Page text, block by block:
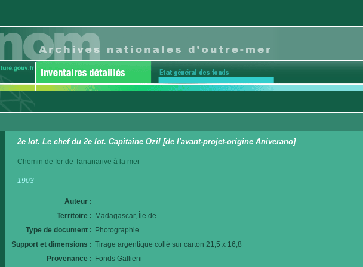
2e lot. Le chef du 2e lot. Capitaine Ozil [de l'avant-projet-origine Aniverano]
Chemin de fer de Tananarive à la mer
1903
Auteur :
Territoire : Madagascar, Île de
Type de document : Photographie
Support et dimensions : Tirage argentique collé sur carton 21,5 x 16,8
Provenance : Fonds Gallieni